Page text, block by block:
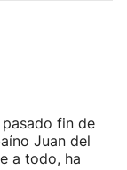
fin de
Juan del
a todo, ha